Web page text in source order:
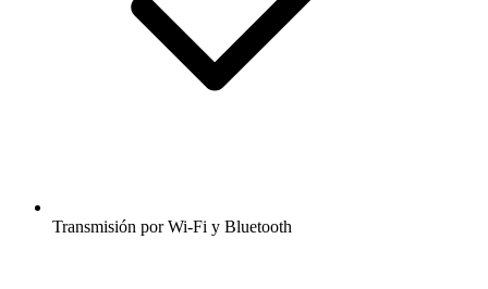
Transmisión por Wi-Fi y Bluetooth